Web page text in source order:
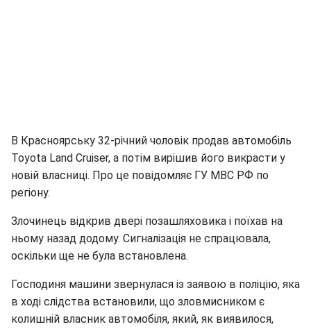
В Красноярську 32-річний чоловік продав автомобіль
Toyota Land Cruiser, а потім вирішив його викрасти у
новій власниці. Про це повідомляє ГУ МВС РФ по
регіону.
Злочинець відкрив двері позашляховика і поїхав на
ньому назад додому. Сигналізація не спрацювала,
оскільки ще не була встановлена.
Господиня машини звернулася із заявою в поліцію, яка
в ході слідства встановили, що зловмисником є
колишній власник автомобіля, який, як виявилося,